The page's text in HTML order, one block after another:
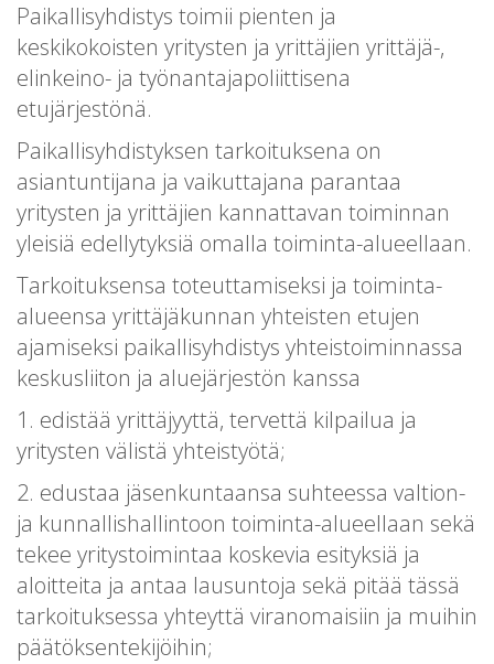
Paikallisyhdistys toimii pienten ja
keskikokoisten yritysten ja yrittäjien yrittäjä-,
elinkeino- ja työnantajapoliittisena
etujärjestönä.
Paikallisyhdistyksen tarkoituksena on
asiantuntijana ja vaikuttajana parantaa
yritysten ja yrittäjien kannattavan toiminnan
yleisiä edellytyksiä omalla toiminta-alueellaan.
Tarkoituksensa toteuttamiseksi ja toiminta-
alueensa yrittäjäkunnan yhteisten etujen
ajamiseksi paikallisyhdistys yhteistoiminnassa
keskusliiton ja aluejärjestön kanssa
1. edistää yrittäjyyttä, tervettä kilpailua ja
yritysten välistä yhteistyötä;
2. edustaa jäsenkuntaansa suhteessa valtion-
ja kunnallishallintoon toiminta-alueellaan sekä
tekee yritystoimintaa koskevia esityksiä ja
aloitteita ja antaa lausuntoja sekä pitää tässä
tarkoituksessa yhteyttä viranomaisiin ja muihin
päätöksentekijöihin;